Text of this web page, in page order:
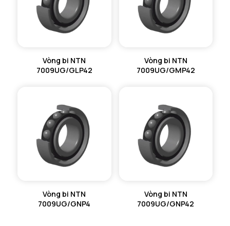
Vòng bi NTN
7009UG/GLP42
Vòng bi NTN
7009UG/GMP42
Vòng bi NTN
7009UG/GNP4
Vòng bi NTN
7009UG/GNP42